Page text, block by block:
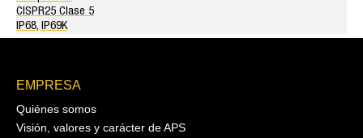
CISPR25 Clase 5
IP68, IP69K
EMPRESA
Quiénes somos
Visión, valores y carácter de APS